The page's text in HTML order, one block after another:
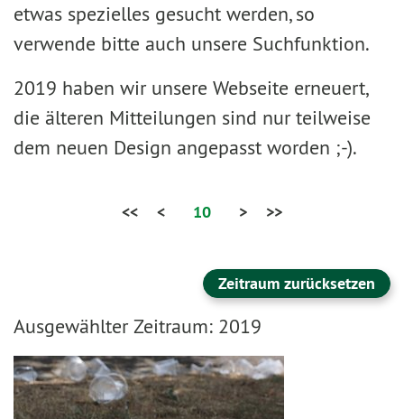
etwas spezielles gesucht werden, so
verwende bitte auch unsere Suchfunktion.
2019 haben wir unsere Webseite erneuert,
die älteren Mitteilungen sind nur teilweise
dem neuen Design angepasst worden ;-).
<< < 10 > >>
Zeitraum zurücksetzen
Ausgewählter Zeitraum: 2019